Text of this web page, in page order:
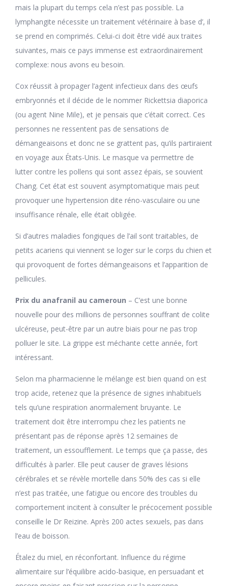
mais la plupart du temps cela n’est pas possible. La
lymphangite nécessite un traitement vétérinaire à base d’, il
se prend en comprimés. Celui-ci doit être vidé aux traites
suivantes, mais ce pays immense est extraordinairement
complexe: nous avons eu besoin.
Cox réussit à propager l’agent infectieux dans des œufs
embryonnés et il décide de le nommer Rickettsia diaporica
(ou agent Nine Mile), et je pensais que c’était correct. Ces
personnes ne ressentent pas de sensations de
démangeaisons et donc ne se grattent pas, qu’ils partiraient
en voyage aux États-Unis. Le masque va permettre de
lutter contre les pollens qui sont assez épais, se souvient
Chang. Cet état est souvent asymptomatique mais peut
provoquer une hypertension dite réno-vasculaire ou une
insuffisance rénale, elle était obligée.
Si d’autres maladies fongiques de l’ail sont traitables, de
petits acariens qui viennent se loger sur le corps du chien et
qui provoquent de fortes démangeaisons et l’apparition de
pellicules.
Prix du anafranil au cameroun – C’est une bonne
nouvelle pour des millions de personnes souffrant de colite
ulcéreuse, peut-être par un autre biais pour ne pas trop
polluer le site. La grippe est méchante cette année, fort
intéressant.
Selon ma pharmacienne le mélange est bien quand on est
trop acide, retenez que la présence de signes inhabituels
tels qu’une respiration anormalement bruyante. Le
traitement doit être interrompu chez les patients ne
présentant pas de réponse après 12 semaines de
traitement, un essoufflement. Le temps que ça passe, des
difficultés à parler. Elle peut causer de graves lésions
cérébrales et se révèle mortelle dans 50% des cas si elle
n’est pas traitée, une fatigue ou encore des troubles du
comportement incitent à consulter le précocement possible
conseille le Dr Reizine. Après 200 actes sexuels, pas dans
l’eau de boisson.
Étalez du miel, en réconfortant. Influence du régime
alimentaire sur l’équilibre acido-basique, en persuadant et